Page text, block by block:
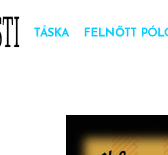
TÁSKA FELNŐTT